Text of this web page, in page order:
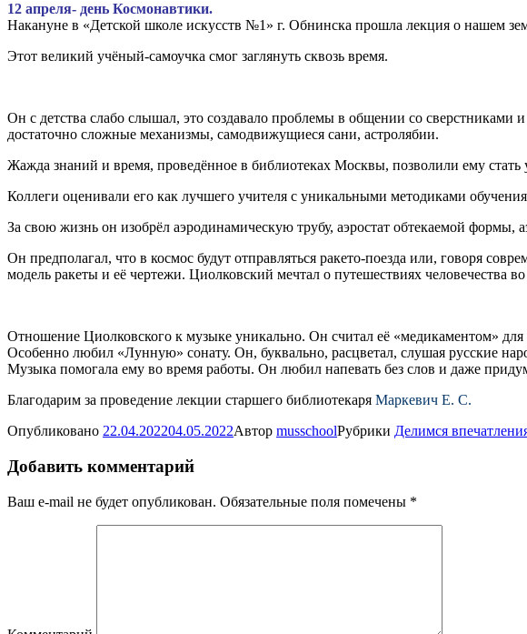
12 апреля- день Космонавтики.
Накануне в «Детской школе искусств №1» г. Обнинска прошла лекция о нашем
Этот великий учёный-самоучка смог заглянуть сквозь время.
Он с детства слабо слышал, это создавало проблемы в общении со сверстниками
достаточно сложные механизмы, самодвижущиеся сани, астролябии.
Жажда знаний и время, проведённое в библиотеках Москвы, позволили ему
Коллеги оценивали его как лучшего учителя с уникальными методиками
За свою жизнь он изобрёл аэродинамическую трубу, аэростат обтекаемой формы,
Он предполагал, что в космос будут отправляться ракето-поезда или, говоря
модель ракеты и её чертежи. Циолковский мечтал о путешествиях человечества
Отношение Циолковского к музыке уникально. Он считал её «медикаментом»
Особенно любил «Лунную» сонату. Он, буквально, расцветал, слушая русские
Музыка помогала ему во время работы. Он любил напевать без слов и даже
Благодарим за проведение лекции старшего библиотекаря Маркевич Е. С.
Опубликовано 22.04.202204.05.2022Автор musschoolРубрики Делимся
Добавить комментарий
Ваш e-mail не будет опубликован. Обязательные поля помечены *